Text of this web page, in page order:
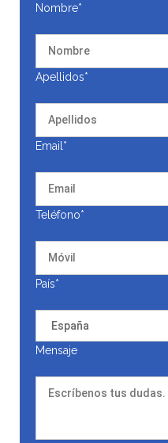
Nombre*
Apellidos*
Email*
Teléfono*
País*
Mensaje